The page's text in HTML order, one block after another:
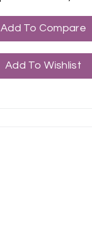
Add To Compare
Add To Wishlist